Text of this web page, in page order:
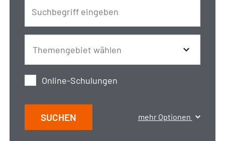
Online-Schulungen
SUCHEN mehr Optionen